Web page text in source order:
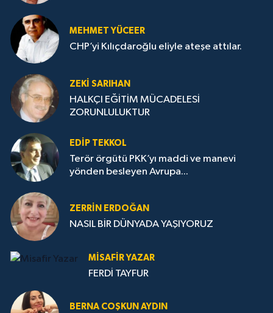
MEHMET YÜCEER
CHP’yi Kılıçdaroğlu eliyle ateşe attılar.
ZEKI SARIHAN
HALKÇI EĞİTİM MÜCADELESİ
ZORUNLULUKTUR
EDIP TEKKOL
Terör örgütü PKK’yı maddi ve manevi
yönden besleyen Avrupa...
ZERRIN ERDOĞAN
NASIL BİR DÜNYADA YAŞIYORUZ
MISAFIR YAZAR
FERDİ TAYFUR
BERNA COŞKUN AYDIN